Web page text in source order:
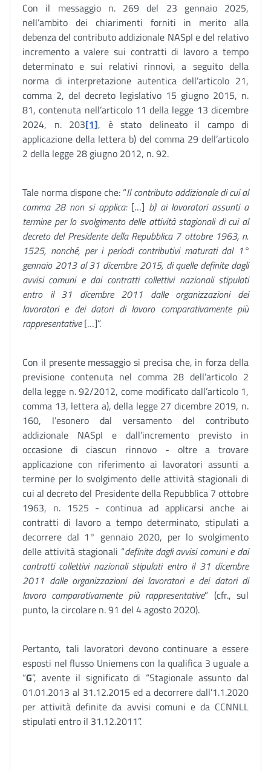
Con il messaggio n. 269 del 23 gennaio 2025,
nell’ambito dei chiarimenti forniti in merito alla
debenza del contributo addizionale NASpI e del relativo
incremento a valere sui contratti di lavoro a tempo
determinato e sui relativi rinnovi, a seguito della
norma di interpretazione autentica dell’articolo 21,
comma 2, del decreto legislativo 15 giugno 2015, n.
81, contenuta nell’articolo 11 della legge 13 dicembre
2024, n. 203[1], è stato delineato il campo di
applicazione della lettera b) del comma 29 dell’articolo
2 della legge 28 giugno 2012, n. 92.
Tale norma dispone che: “Il contributo addizionale di cui al
comma 28 non si applica: […] b) ai lavoratori assunti a
termine per lo svolgimento delle attività stagionali di cui al
decreto del Presidente della Repubblica 7 ottobre 1963, n.
1525, nonché, per i periodi contributivi maturati dal 1°
gennaio 2013 al 31 dicembre 2015, di quelle definite dagli
avvisi comuni e dai contratti collettivi nazionali stipulati
entro il 31 dicembre 2011 dalle organizzazioni dei
lavoratori e dei datori di lavoro comparativamente più
rappresentative[…]”.
Con il presente messaggio si precisa che, in forza della
previsione contenuta nel comma 28 dell’articolo 2
della legge n. 92/2012, come modificato dall’articolo 1,
comma 13, lettera a), della legge 27 dicembre 2019, n.
160, l’esonero dal versamento del contributo
addizionale NASpI e dall’incremento previsto in
occasione di ciascun rinnovo - oltre a trovare
applicazione con riferimento ai lavoratori assunti a
termine per lo svolgimento delle attività stagionali di
cui al decreto del Presidente della Repubblica 7 ottobre
1963, n. 1525 - continua ad applicarsi anche ai
contratti di lavoro a tempo determinato, stipulati a
decorrere dal 1° gennaio 2020, per lo svolgimento
delle attività stagionali “definite dagli avvisi comuni e dai
contratti collettivi nazionali stipulati entro il 31 dicembre
2011 dalle organizzazioni dei lavoratori e dei datori di
lavoro comparativamente più rappresentative” (cfr., sul
punto, la circolare n. 91 del 4 agosto 2020).
Pertanto, tali lavoratori devono continuare a essere
esposti nel flusso Uniemens con la qualifica 3 uguale a
“G”, avente il significato di “Stagionale assunto dal
01.01.2013 al 31.12.2015 ed a decorrere dall’1.1.2020
per attività definite da avvisi comuni e da CCNNLL
stipulati entro il 31.12.2011”.